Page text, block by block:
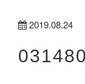
2019.08.24